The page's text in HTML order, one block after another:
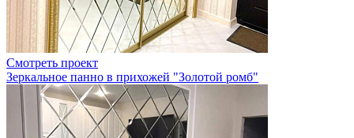
Смотреть проект
Зеркальное панно в прихожей "Золотой ромб"